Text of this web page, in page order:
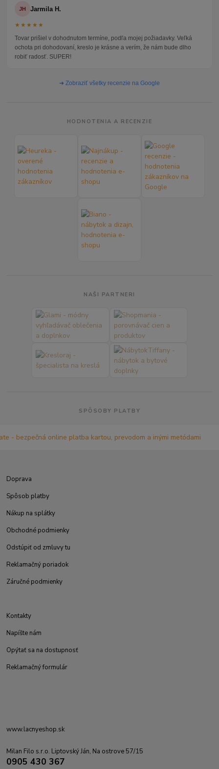
JH Jarmila H.
★★★★★
Tovar prišiel v dohodnutom termíne, podľa mojej požiadavky. Veľká
ochota pri dohodovaní, kreslo je krásne a verím, že nám bude dlho
robiť radosť. SUPER!
➜ Zobraziť všetky recenzie na Google
HODNOTENIA A RECENZIE
NAŠI PARTNERI
SPÔSOBY PLATBY
Doprava
Spôsob platby
Nákup na splátky
Obchodné podmienky
Odstúpiť od zmluvy tu
Reklamačný poriadok
Záručné podmienky
Kontakty
Napíšte nám
Opýtať sa na dostupnosť
Reklamačný formulár
www.lacnyeshop.sk
Milan Filo s.r.o. Liptovský Ján, Na ostrove 57/15
0905 430 367